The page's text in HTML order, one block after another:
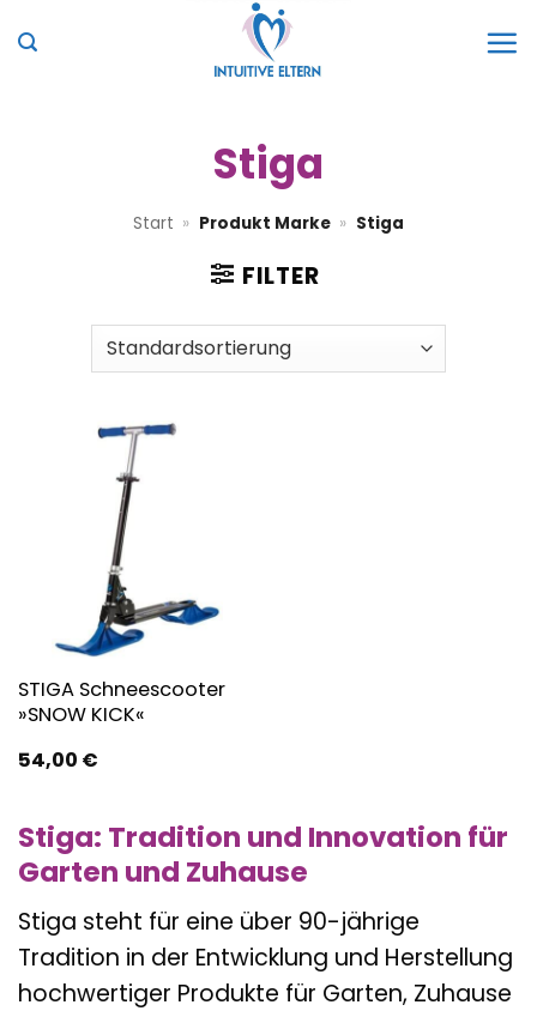
Inhalt
Stiga
Start » Produkt Marke » Stiga
FILTER
STIGA Schneescooter
»SNOW KICK«
54,00 €
Stiga: Tradition und Innovation für
Garten und Zuhause
Stiga steht für eine über 90-jährige
Tradition in der Entwicklung und Herstellung
hochwertiger Produkte für Garten, Zuhause